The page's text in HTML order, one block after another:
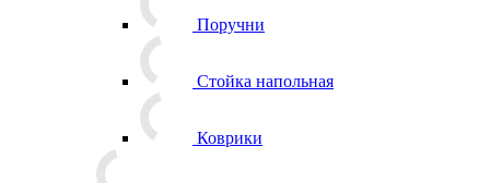
Поручни
Стойка напольная
Коврики